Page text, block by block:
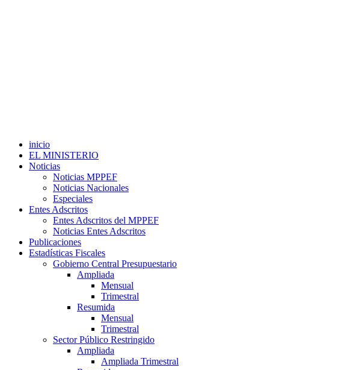
inicio
EL MINISTERIO
Noticias
Noticias MPPEF
Noticias Nacionales
Especiales
Entes Adscritos
Entes Adscritos del MPPEF
Noticias Entes Adscritos
Publicaciones
Estadísticas Fiscales
Gobierno Central Presupuestario
Ampliada
Mensual
Trimestral
Resumida
Mensual
Trimestral
Sector Público Restringido
Ampliada
Ampliada Trimestral